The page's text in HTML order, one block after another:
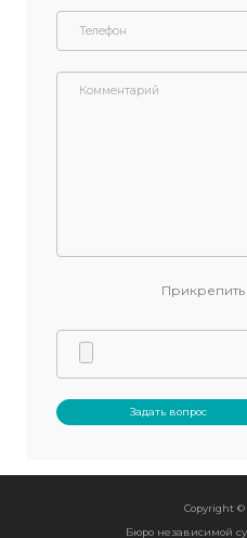
Напишите
Задайте